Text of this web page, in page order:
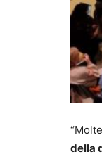
“Molte
della